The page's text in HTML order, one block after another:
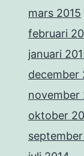
mars 2015
februari
januari
december
november
oktober